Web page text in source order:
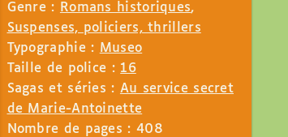
Genre : Romans historiques,
Suspenses, policiers, thrillers
Typographie : Museo
Taille de police : 16
Sagas et séries : Au service secret
de Marie-Antoinette
Nombre de pages : 408